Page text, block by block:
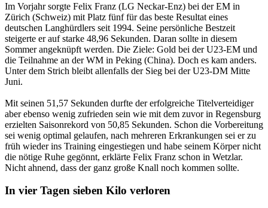
Im Vorjahr sorgte Felix Franz (LG Neckar-Enz) bei der EM in
Zürich (Schweiz) mit Platz fünf für das beste Resultat eines
deutschen Langhürdlers seit 1994. Seine persönliche Bestzeit
steigerte er auf starke 48,96 Sekunden. Daran sollte in diesem
Sommer angeknüpft werden. Die Ziele: Gold bei der U23-EM und
die Teilnahme an der WM in Peking (China). Doch es kam anders.
Unter dem Strich bleibt allenfalls der Sieg bei der U23-DM Mitte
Juni.
Mit seinen 51,57 Sekunden durfte der erfolgreiche Titelverteidiger
aber ebenso wenig zufrieden sein wie mit dem zuvor in Regensburg
erzielten Saisonrekord von 50,85 Sekunden. Schon die Vorbereitung
sei wenig optimal gelaufen, nach mehreren Erkrankungen sei er zu
früh wieder ins Training eingestiegen und habe seinem Körper nicht
die nötige Ruhe gegönnt, erklärte Felix Franz schon in Wetzlar.
Nicht ahnend, dass der ganz große Knall noch kommen sollte.
In vier Tagen sieben Kilo verloren